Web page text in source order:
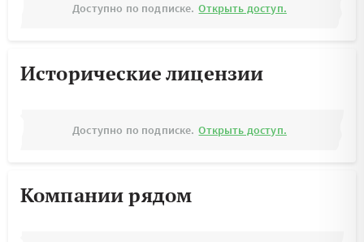
Доступно по подписке. Открыть доступ.
Исторические лицензии
Доступно по подписке. Открыть доступ.
Компании рядом